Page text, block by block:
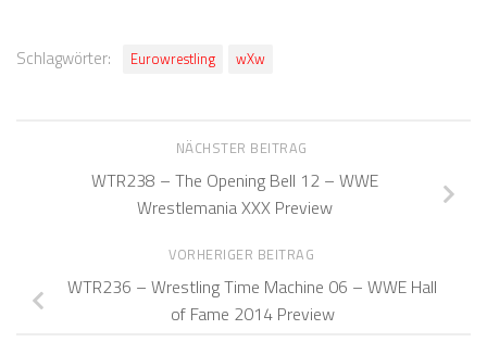
Schlagwörter: Eurowrestling wXw
NÄCHSTER BEITRAG
WTR238 – The Opening Bell 12 – WWE
Wrestlemania XXX Preview
VORHERIGER BEITRAG
WTR236 – Wrestling Time Machine 06 – WWE Hall
of Fame 2014 Preview